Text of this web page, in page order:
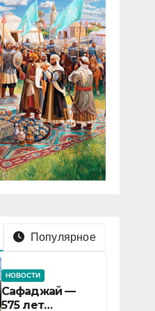
Популярное
НОВОСТИ
Сафаджай —
575 лет